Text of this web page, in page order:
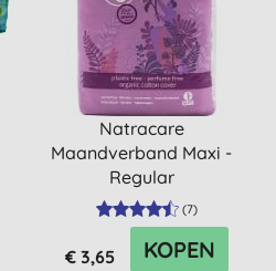
Natracare
Maandverband Maxi -
Regular
(7)
€ 3,65 KOPEN